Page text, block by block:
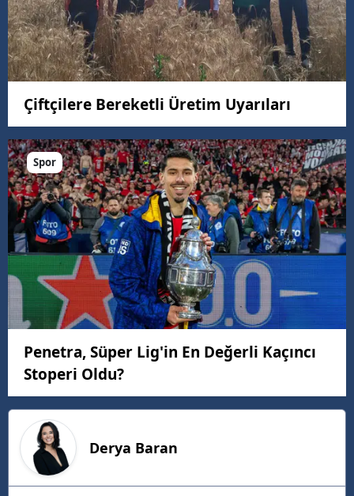
Çiftçilere Bereketli Üretim Uyarıları
Spor
Penetra, Süper Lig'in En Değerli Kaçıncı
Stoperi Oldu?
Derya Baran